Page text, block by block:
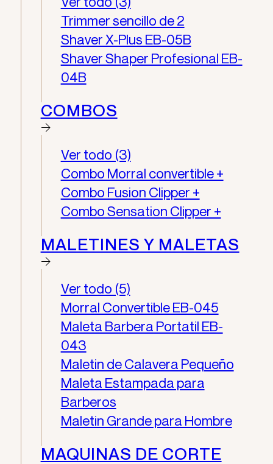
Trimmer sencillo de 2
Shaver X-Plus EB-05B
Shaver Shaper Profesional EB-
04B
COMBOS
Ver todo (3)
Combo Morral convertible +
Combo Fusion Clipper +
Combo Sensation Clipper +
MALETINES Y MALETAS
Ver todo (5)
Morral Convertible EB-045
Maleta Barbera Portatil EB-
043
Maletin de Calavera Pequeño
Maleta Estampada para
Barberos
Maletin Grande para Hombre
MAQUINAS DE CORTE